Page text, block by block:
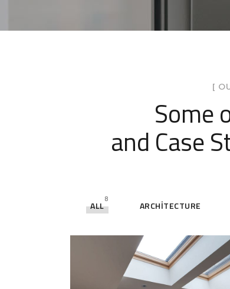
[
Some
and Case
ALL
8
ARCHITECTURE